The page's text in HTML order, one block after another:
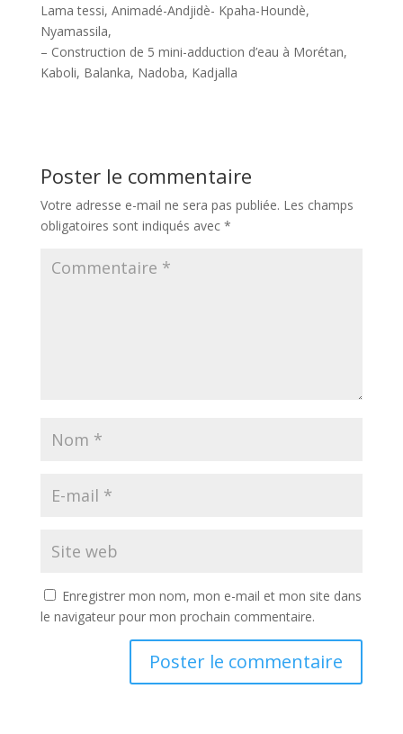
Lama tessi, Animadé-Andjidè- Kpaha-Houndè,
Nyamassila,
– Construction de 5 mini-adduction d’eau à Morétan,
Kaboli, Balanka, Nadoba, Kadjalla
Poster le commentaire
Votre adresse e-mail ne sera pas publiée. Les champs
obligatoires sont indiqués avec *
Enregistrer mon nom, mon e-mail et mon site dans
le navigateur pour mon prochain commentaire.